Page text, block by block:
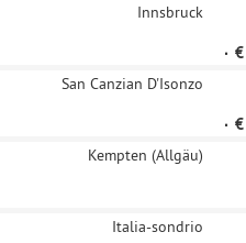
Innsbruck
‏٠ €
San Canzian D'Isonzo
‏٠ €
Kempten (Allgäu)
Italia-sondrio